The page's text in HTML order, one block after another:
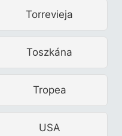
Torrevieja
Toszkána
Tropea
USA